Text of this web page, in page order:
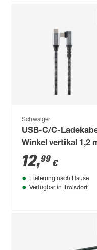
Schwaiger
USB-C/C-
Winkel vertikal 1,2
12,99 €
Lieferung nach Hause
Verfügbar in Troisdorf